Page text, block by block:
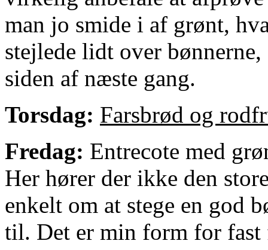
man jo smide i af grønt,
stejlede lidt over
siden af næste gang.
Torsdag: Farsbrød og
Fredag: Entrecote med
Her hører der ikke den
enkelt om at stege en god
til. Det er min form for fast